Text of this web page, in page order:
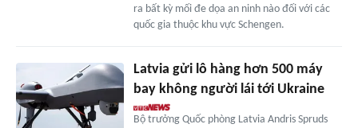
ra bất kỳ mối đe dọa an ninh nào đối với các
quốc gia thuộc khu vực Schengen.
Latvia gửi lô hàng hơn 500 máy
bay không người lái tới Ukraine
Bộ trưởng Quốc phòng Latvia Andris Spruds